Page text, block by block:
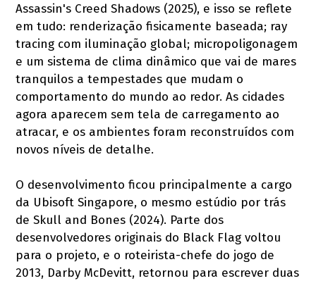
Assassin's Creed Shadows (2025), e isso se reflete
em tudo: renderização fisicamente baseada; ray
tracing com iluminação global; micropoligonagem
e um sistema de clima dinâmico que vai de mares
tranquilos a tempestades que mudam o
comportamento do mundo ao redor. As cidades
agora aparecem sem tela de carregamento ao
atracar, e os ambientes foram reconstruídos com
novos níveis de detalhe.
O desenvolvimento ficou principalmente a cargo
da Ubisoft Singapore, o mesmo estúdio por trás
de Skull and Bones (2024). Parte dos
desenvolvedores originais do Black Flag voltou
para o projeto, e o roteirista-chefe do jogo de
2013, Darby McDevitt, retornou para escrever duas